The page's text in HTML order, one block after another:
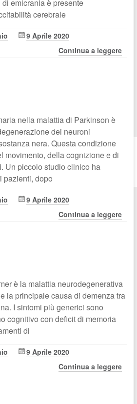
emicrania è presente
cerebrale
9 Aprile 2020
Continua a leggere
nella malattia di Parkinson è
dei neuroni
nera. Questa condizione
movimento, della cognizione e di
Un piccolo studio clinico ha
pazienti, dopo
9 Aprile 2020
Continua a leggere
è la malattia neurodegenerativa
la principale causa di demenza tra
I sintomi più generici sono
cognitivo con deficit di memoria
di
9 Aprile 2020
Continua a leggere